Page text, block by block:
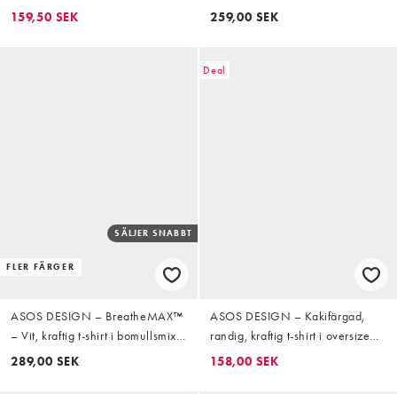
tryck och kontrastfärgad krage
159,50 SEK
bomullsmix och regular fit med
259,00 SEK
FLER FÄRGER
SÄLJER SNABBT
ASOS DESIGN – BreatheMAX™
– Vit, kraftig t-shirt i bomullsmix
med långa ärmar och
289,00 SEK
Deal
ASOS DESIGN – Kakifärgad,
randig, kraftig t-shirt i oversize
med långa ärmar
158,00 SEK